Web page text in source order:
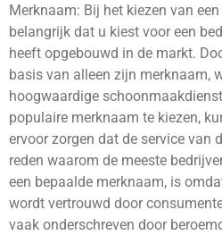
Merknaam: Bij het kiezen van
belangrijk dat u kiest voor een
heeft opgebouwd in de markt.
basis van alleen zijn merknaam,
hoogwaardige
populaire merknaam te kiezen,
ervoor zorgen dat de service van
reden waarom de meeste
een bepaalde merknaam, is
wordt vertrouwd door
vaak onderschreven door